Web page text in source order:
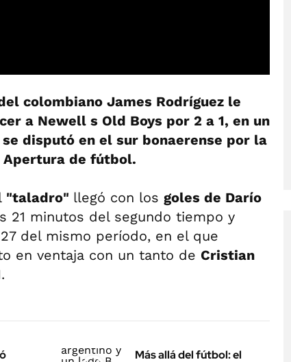
colombiano James Rodríguez le
a Newell s Old Boys por 2 a 1, en un
disputó en el sur bonaerense por la
de fútbol.
"taladro" llegó con los goles de Darío
21 minutos del segundo tiempo y
del mismo período, en el que
en ventaja con un tanto de Cristian
Más allá del fútbol: el